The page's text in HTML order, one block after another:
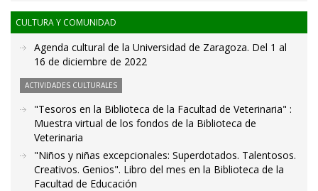
CULTURA Y COMUNIDAD
Agenda cultural de la Universidad de Zaragoza. Del 1 al
16 de diciembre de 2022
ACTIVIDADES CULTURALES
"Tesoros en la Biblioteca de la Facultad de Veterinaria" :
Muestra virtual de los fondos de la Biblioteca de
Veterinaria
"Niños y niñas excepcionales: Superdotados. Talentosos.
Creativos. Genios". Libro del mes en la Biblioteca de la
Facultad de Educación